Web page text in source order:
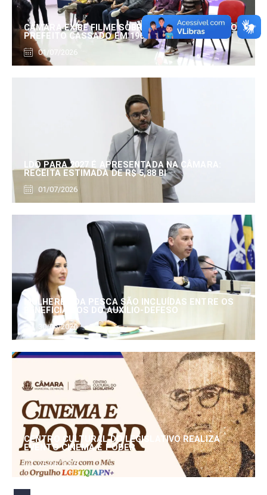
CÂMARA EXIBE FILME SOBRE EDUARDO SERRANO,
PREFEITO CASSADO EM 1960
01/07/2026
LDO PARA 2027 É APRESENTADA NA CÂMARA:
RECEITA ESTIMADA DE R$ 5,88 BI
01/07/2026
MULHERES DA PESCA SÃO INCLUÍDAS ENTRE OS
BENEFICIÁRIOS DO AUXÍLIO-DEFESO
30/06/2026
CENTRO CULTURAL DO LEGISLATIVO REALIZA
EVENTO CINEMA E PODER
25/06/2026